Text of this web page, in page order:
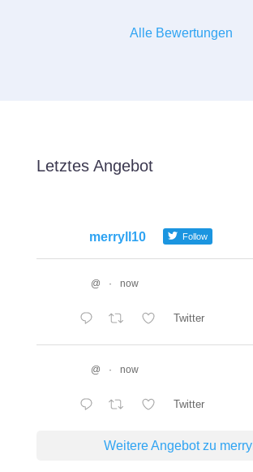
Alle Bewertungen
Letztes Angebot
merryll10 Follow
@ · now
Twitter
@ · now
Twitter
Weitere Angebot zu merryll